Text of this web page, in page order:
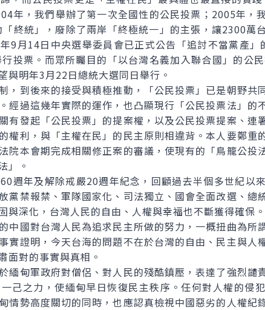
年，我們舉辦了第一次全國性的公民投票；2005年，
終統」，廢除了兩岸「終極統一」的主張，讓2300萬
9月14日中央選舉委員會已正式公告「追討不當黨產」
投票。而眾所矚目的「以台灣名義加入聯合國」的公
與明年3月22日總統大選同日舉行。
到後來的接受與積極推動，「公民投票」已是朝野共
經過這幾年實際的運作，也凸顯現行「公民投票法」的
有發起「公民投票」的提案權，以及公民投票提案、連
權利，與「主權在民」的民主原則相違背。本人要鄭重
院本會期完成相關修正案的審議，使現有的「鳥籠公投
」。
年及解除戒嚴20週年紀念，回顧過去半個多世紀以
黨禁報禁、軍隊國家化、司法獨立、國會全面改選、總
與深化，台灣人民的自由、人權與幸福也不斷獲得確保。
國對台灣人民為追求民主所做的努力，一概扭曲為所
實證明，今天台海的問題不在於台灣的自由、民主與人
面對的事實與真相。
甸軍政府對僧侶、對人民的殘酷鎮壓，表達了強烈譴
己之力，使緬甸早日恢復民主秩序。任何對人權的侵
情勢高度關切的同時，也應認真檢視中國惡劣的人權紀